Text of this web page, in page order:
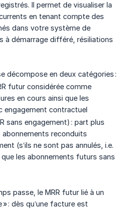
Il permet de visualiser la
en tenant compte des
dans votre système de
à démarrage différé, résiliations
décompose en deux catégories :
futur considérée comme
en cours ainsi que les
engagement contractuel
sans engagement) : part plus
reconduits
(s’ils ne sont pas annulés, i.e.
les abonnements futurs sans
passe, le MRR futur lié à un
: dès qu’une facture est